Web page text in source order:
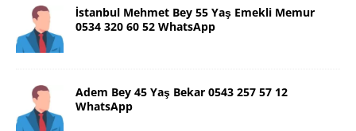
İstanbul Mehmet Bey 55 Yaş Emekli Memur
0534 320 60 52 WhatsApp
Adem Bey 45 Yaş Bekar 0543 257 57 12
WhatsApp